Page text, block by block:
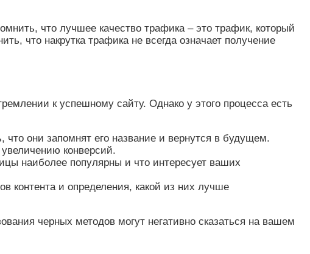
что лучшее качество трафика – это трафик, который
что накрутка трафика не всегда означает получение
к успешному сайту. Однако у этого процесса есть
они запомнят его название и вернутся в будущем.
конверсий.
наиболее популярны и что интересует ваших
контента и определения, какой из них лучше
черных методов могут негативно сказаться на вашем